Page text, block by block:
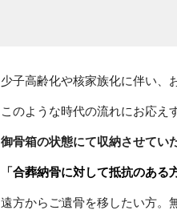
少子高齢化や核家族化に伴い、
このような時代の流れにお応え
御骨箱の状態にて収納させてい
「合葬納骨に対して抵抗のある
遠方からご遺骨を移したい方。